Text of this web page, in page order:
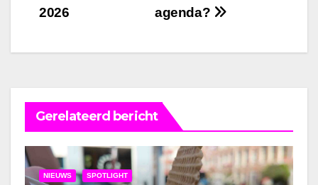
agenda?
2026
Gerelateerd bericht
NIEUWS SPOTLIGHT